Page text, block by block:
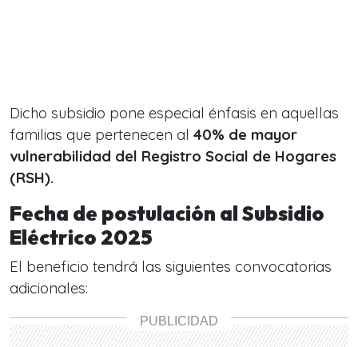
Dicho subsidio pone especial énfasis en aquellas
familias que pertenecen al 40% de mayor
vulnerabilidad del Registro Social de Hogares
(RSH).
Fecha de postulación al Subsidio
Eléctrico 2025
El beneficio tendrá las siguientes convocatorias
adicionales: